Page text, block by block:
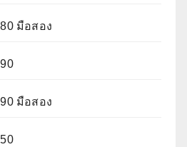
มือสอง
มือสอง